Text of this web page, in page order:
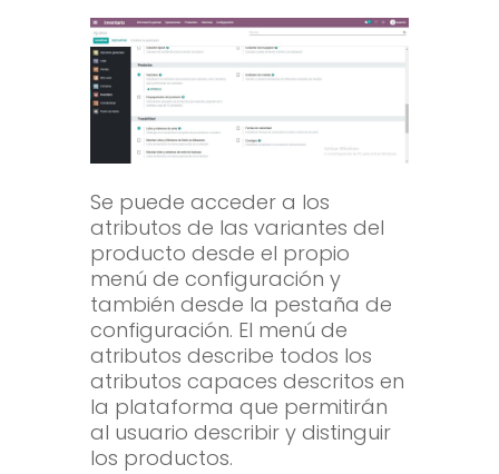
Se puede acceder a los
atributos de las variantes del
producto desde el propio
menú de configuración y
también desde la pestaña de
configuración. El menú de
atributos describe todos los
atributos capaces descritos en
la plataforma que permitirán
al usuario describir y distinguir
los productos.